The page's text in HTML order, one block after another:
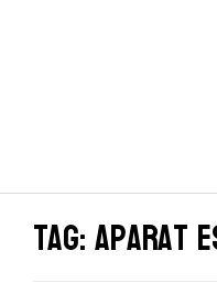
Tag: aparat